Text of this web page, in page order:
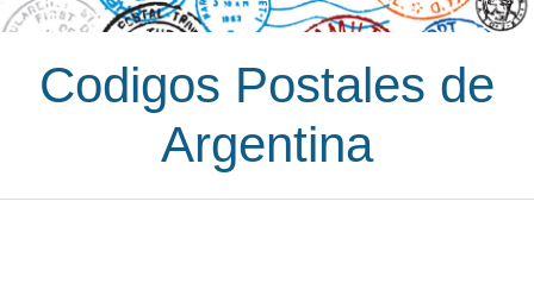
Codigos Postales de
Argentina